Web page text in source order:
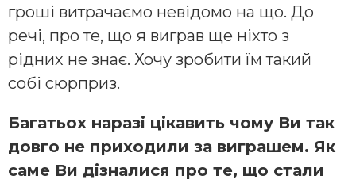
гроші витрачаємо невідомо на що. До
речі, про те, що я виграв ще ніхто з
рідних не знає. Хочу зробити їм такий
собі сюрприз.
Багатьох наразі цікавить чому Ви так
довго не приходили за виграшем. Як
саме Ви дізналися про те, що стали